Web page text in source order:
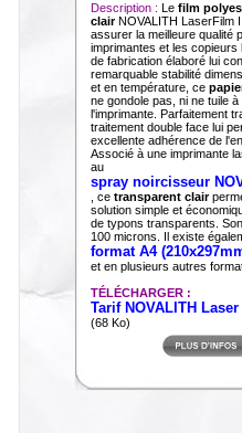
Description : Le film
clairNOVALITH LaserFilm
assurer la meilleure qualité
imprimantes et les
de fabrication élaboré lui
remarquable stabilité
et en température, ce
ne gondole pas, ni ne tuile
l'imprimante. Parfaitement
traitement double face lui
excellente adhérence de
Associé à une imprimante
au
spray noircisseur
, ce transparent clair
solution simple et
de typons transparents.
100 microns. Il existe
format A4
et en plusieurs autres
TÉLÉCHARGER :
Tarif NOVALITH
(68 Ko)